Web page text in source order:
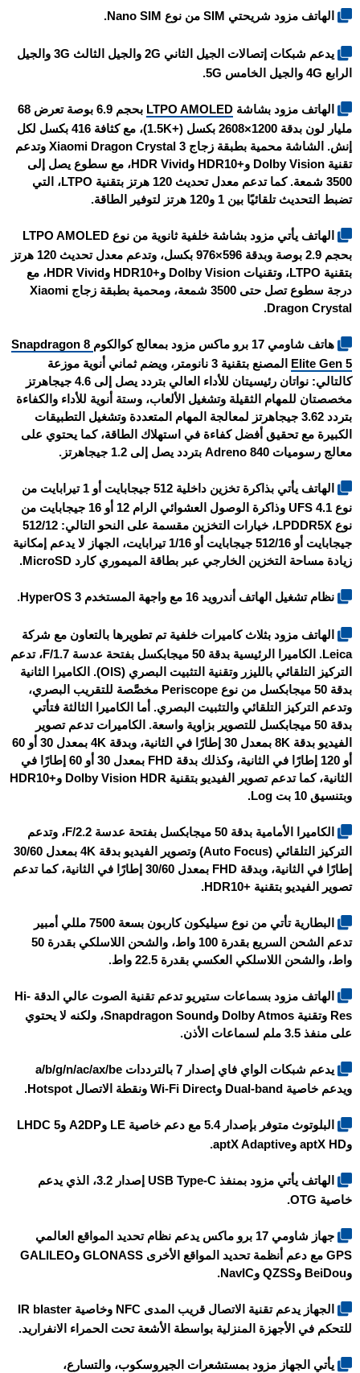
الهاتف مزود شريحتي SIM من نوع Nano SIM.
يدعم شبكات إتصالات الجيل الثاني 2G والجيل الثالث 3G والجيل
الرابع 4G والجيل الخامس 5G.
الهاتف مزود بشاشة LTPO AMOLED
بحجم 6.9 بوصة تعرض 68
مليار لون بدقة 1200×2608 بكسل (+1.5K)، مع كثافة 416 بكسل لكل
إنش. الشاشة محمية بطبقة زجاج Xiaomi Dragon Crystal 3 وتدعم
تقنية Dolby Vision و+HDR10 وHDR Vivid، مع سطوع يصل إلى
3500 شمعة. كما تدعم معدل تحديث 120 هرتز بتقنية LTPO، التي
تضبط التحديث تلقائيًا بين 1 و120 هرتز لتوفير الطاقة.
الهاتف يأتي مزود بشاشة خلفية ثانوية من نوع LTPO AMOLED
بحجم 2.9 بوصة وبدقة 596×976 بكسل، وتدعم معدل تحديث 120 هرتز
بتقنية LTPO، وتقنيات Dolby Vision و+HDR10 وHDR Vivid، مع
درجة سطوع تصل حتى 3500 شمعة، ومحمية بطبقة زجاج Xiaomi
Dragon Crystal.
هاتف شاومي 17 برو ماكس مزود بمعالج كوالكوم Snapdragon 8
Elite Gen 5
المصنع بتقنية 3 نانومتر، ويضم ثماني أنوية موزعة
كالتالي: نواتان رئيسيتان للأداء العالي بتردد يصل إلى 4.6 جيجاهرتز
مخصصتان للمهام الثقيلة وتشغيل الألعاب، وستة أنوية للأداء والكفاءة
بتردد 3.62 جيجاهرتز لمعالجة المهام المتعددة وتشغيل التطبيقات
الكبيرة مع تحقيق أفضل كفاءة في استهلاك الطاقة، كما يحتوي على
معالج رسوميات Adreno 840 بتردد يصل إلى 1.2 جيجاهرتز.
الهاتف يأتي بذاكرة تخزين داخلية 512 جيجابايت أو 1 تيرابايت من
نوع UFS 4.1 وذاكرة الوصول العشوائي الرام 12 أو 16 جيجابايت من
نوع LPDDR5X، خيارات التخزين مقسمة على النحو التالي: 512/12
جيجابايت أو 512/16 جيجابايت أو 1/16 تيرابايت، الجهاز لا يدعم إمكانية
زيادة مساحة التخزين الخارجي عبر بطاقة الميموري كارد MicroSD.
نظام تشغيل الهاتف أندرويد 16 مع واجهة المستخدم HyperOS 3.
الهاتف مزود بثلاث كاميرات خلفية تم تطويرها بالتعاون مع شركة
Leica. الكاميرا الرئيسية بدقة 50 ميجابكسل بفتحة عدسة F/1.7، تدعم
التركيز التلقائي بالليزر وتقنية التثبيت البصري (OIS). الكاميرا الثانية
بدقة 50 ميجابكسل من نوع Periscope مخصَّصة للتقريب البصري،
وتدعم التركيز التلقائي والتثبيت البصري. أما الكاميرا الثالثة فتأتي
بدقة 50 ميجابكسل للتصوير بزاوية واسعة. الكاميرات تدعم تصوير
الفيديو بدقة 8K بمعدل 30 إطارًا في الثانية، وبدقة 4K بمعدل 30 أو 60
أو 120 إطارًا في الثانية، وكذلك بدقة FHD بمعدل 30 أو 60 إطارًا في
الثانية، كما تدعم تصوير الفيديو بتقنية Dolby Vision HDR و+HDR10
وبتنسيق 10 بت Log.
الكاميرا الأمامية بدقة 50 ميجابكسل بفتحة عدسة F/2.2، وتدعم
التركيز التلقائي (Auto Focus) وتصوير الفيديو بدقة 4K بمعدل 30/60
إطارًا في الثانية، وبدقة FHD بمعدل 30/60 إطارًا في الثانية، كما تدعم
تصوير الفيديو بتقنية +HDR10.
البطارية تأتي من نوع سيليكون كاربون بسعة 7500 مللي أمبير
تدعم الشحن السريع بقدرة 100 واط، والشحن اللاسلكي بقدرة 50
واط، والشحن اللاسلكي العكسي بقدرة 22.5 واط.
الهاتف مزود بسماعات ستيريو تدعم تقنية الصوت عالي الدقة Hi-
Res وتقنية Dolby Atmos وSnapdragon Sound، ولكنه لا يحتوي
على منفذ 3.5 ملم لسماعات الأذن.
يدعم شبكات الواي فاي إصدار 7 بالترددات a/b/g/n/ac/ax/be
ويدعم خاصية Dual-band وWi-Fi Direct ونقطة الاتصال Hotspot.
البلوتوث متوفر بإصدار 5.4 مع دعم خاصية LE وA2DP وLHDC 5
وaptX HD وaptX Adaptive.
الهاتف يأتي مزود بمنفذ USB Type-C إصدار 3.2، الذي يدعم
خاصية OTG.
جهاز شاومي 17 برو ماكس
يدعم نظام تحديد المواقع العالمي
GPS مع دعم أنظمة تحديد المواقع الأخرى GLONASS وGALILEO
وBeiDou وQZSS وNavIC.
الجهاز يدعم تقنية الاتصال قريب المدى NFC وخاصية IR blaster
للتحكم في الأجهزة المنزلية بواسطة الأشعة تحت الحمراء الانفراريد.
يأتي الجهاز مزود بمستشعرات الجيروسكوب، والتسارع،